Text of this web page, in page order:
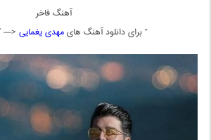
آهنگ فاخر
” برای دانلود آهنگ هایمهدی یغمایی <—